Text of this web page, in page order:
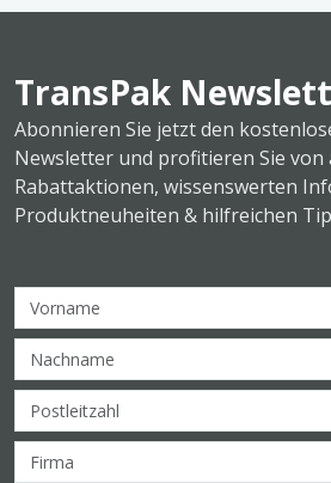
TransPak
Abonnieren Sie jetzt den
Newsletter und profitieren Sie
Rabattaktionen, wissenswerten
Produktneuheiten & hilfreichen